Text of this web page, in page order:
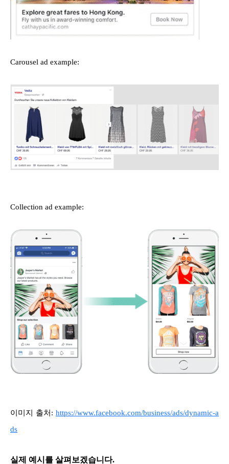
Carousel ad example:
Collection ad example:
이미지 출처: https://www.facebook.com/business/ads/dynamic-a
ds
실제 예시를 살펴보겠습니다.